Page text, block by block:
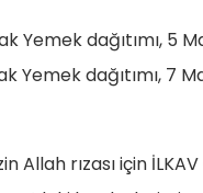
Yemek dağıtımı, 5
Yemek dağıtımı, 7
Allah rızası için